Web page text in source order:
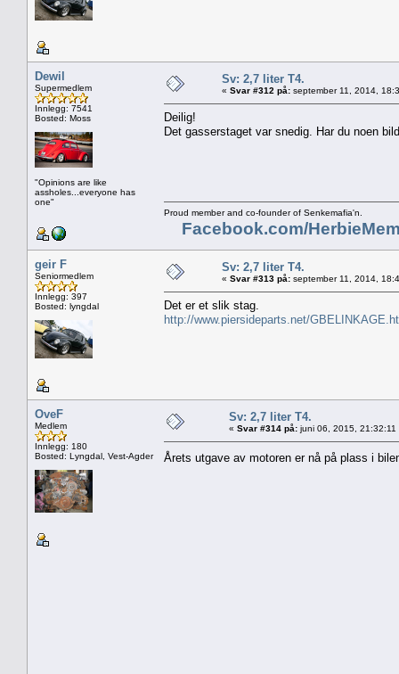
Dewil
Supermedlem
Innlegg: 7541
Bosted: Moss
"Opinions are like
assholes...everyone has
one"
Sv: 2,7 liter T4.
« Svar #312 på: september 11, 2014,
Deilig!
Det gasserstaget var snedig. Har du noen
Proud member and co-founder of Senkemafia'n.
Facebook.com/
geir F
Seniormedlem
Innlegg: 397
Bosted: lyngdal
Sv: 2,7 liter T4.
« Svar #313 på: september 11, 2014,
Det er et slik stag.
http://www.piersideparts.net/
OveF
Medlem
Innlegg: 180
Bosted: Lyngdal, Vest-Agder
Sv: 2,7 liter T4.
« Svar #314 på: juni 06, 2015, 21:32:11
Årets utgave av motoren er nå på plass i